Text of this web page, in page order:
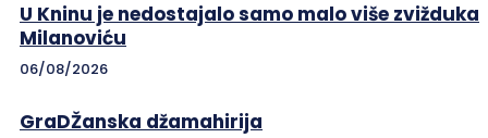
U Kninu je nedostajalo samo malo više zvižduka
Milanoviću
06/08/2026
GraDŽanska džamahirija